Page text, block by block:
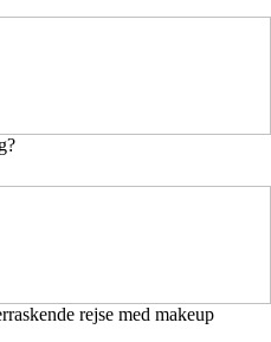
rejse med makeup